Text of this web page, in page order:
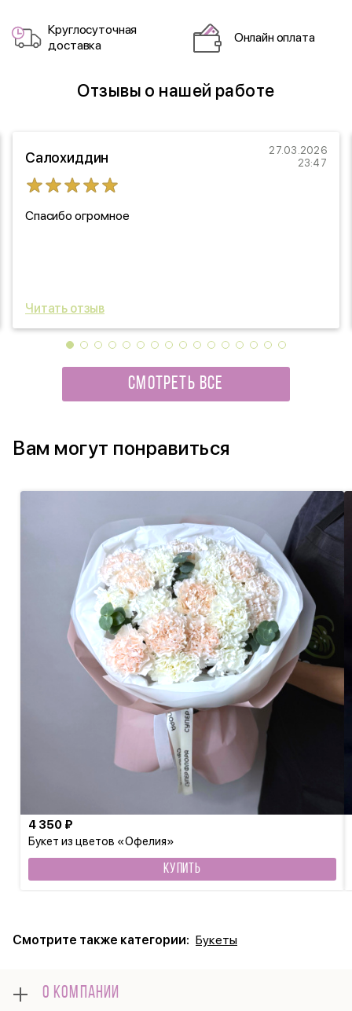
Круглосуточная
доставка
Онлайн оплата
Отзывы о нашей работе
Салохиддин
27.03.2026
23:47
Спасибо огромное
Читать отзыв
СМОТРЕТЬ ВСЕ
Вам могут понравиться
Букет из цветов «Офелия»
4 350 ₽
КУПИТЬ
Смотрите также категории: Букеты
О КОМПАНИИ